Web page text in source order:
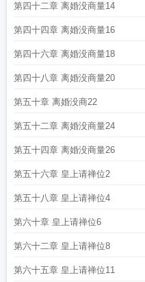
第四十二章 离婚没商量14
第四十四章 离婚没商量16
第四十六章 离婚没商量18
第四十八章 离婚没商量20
第五十章 离婚没商22
第五十二章 离婚没商量24
第五十四章 离婚没商量26
第五十六章 皇上请禅位2
第五十八章 皇上请禅位4
第六十章 皇上请禅位6
第六十二章 皇上请禅位8
第六十五章 皇上请禅位11